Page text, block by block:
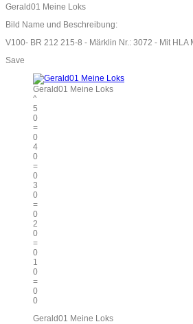
Gerald01 Meine Loks
Bild Name und Beschreibung:
V100- BR 212 215-8 - Märklin Nr.: 3072 - Mit
Save
Gerald01 Meine Loks
^
5
0
=
0
4
0
=
0
3
0
=
0
2
0
=
0
1
0
=
0
0
Gerald01 Meine Loks